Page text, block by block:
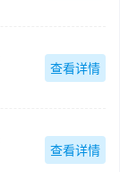
查看详情
查看详情